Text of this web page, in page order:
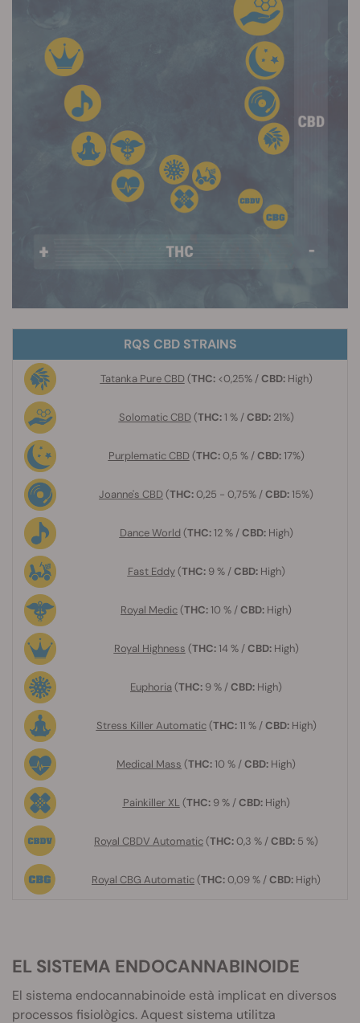
RQS CBD STRAINS
Tatanka Pure CBD(THC: <0,25% /CBD:High)
Solomatic CBD(THC:1 % /CBD:21%)
Purplematic CBD(THC: 0,5 % /CBD:17%)
Joanne's CBD(THC:0,25 - 0,75% /CBD: 15%)
Dance World (THC: 12 % /CBD:High)
Fast Eddy(THC:9% /CBD:High)
Royal Medic(THC: 10 % /CBD: High)
Royal Highness (THC:14% /CBD:High)
Euphoria(THC: 9% /CBD: High)
Stress Killer Automatic(THC:11 %/CBD:High)
Medical Mass (THC: 10 % /CBD: High)
Painkiller XL (THC:9% /CBD:High)
Royal CBDV Automatic(THC:0,3 % /CBD: 5 %)
Royal CBG Automatic(THC:0,09% /CBD: High)
EL SISTEMA ENDOCANNABINOIDE
El sistema endocannabinoide està implicat en diversos
processos fisiològics. Aquest sistema utilitza